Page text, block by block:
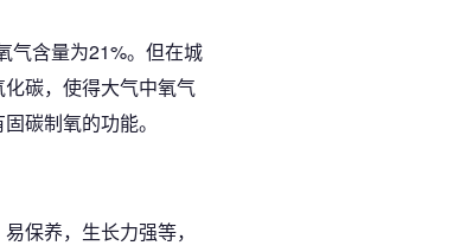
气含量为21%。但在城
碳，使得大气中氧气
碳制氧的功能。
保养，生长力强等，